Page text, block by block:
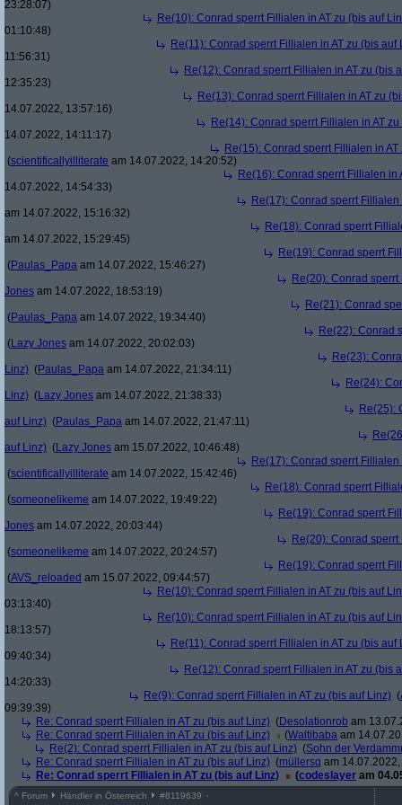
23:28:07)
Re(10): Conrad sperrt Fillialen in AT zu (bis auf
01:10:48)
Re(11): Conrad sperrt Fillialen in AT zu (bis auf
11:56:31)
Re(12): Conrad sperrt Fillialen in AT zu (bis
12:35:23)
Re(13): Conrad sperrt Fillialen in AT zu
14.07.2022, 13:57:16)
Re(14): Conrad sperrt Fillialen in AT
14.07.2022, 14:11:17)
Re(15): Conrad sperrt Fillialen in
(scientificallyilliterate am 14.07.2022, 14:20:52)
Re(16): Conrad sperrt Fillialen in
14.07.2022, 14:54:33)
Re(17): Conrad sperrt
am 14.07.2022, 15:16:32)
Re(18): Conrad sperrt
am 14.07.2022, 15:29:45)
Re(19): Conrad sperrt
(Paulas_Papa am 14.07.2022, 15:46:27)
Re(20): Conrad
Jones am 14.07.2022, 18:53:19)
Re(21): Conrad
(Paulas_Papa am 14.07.2022, 19:34:40)
Re(22): Conrad
(Lazy Jones am 14.07.2022, 20:02:03)
Re(23):
Linz) (Paulas_Papa am 14.07.2022, 21:34:11)
Re(24):
Linz) (Lazy Jones am 14.07.2022, 21:38:33)
Re(25):
auf Linz) (Paulas_Papa am 14.07.2022, 21:47:11)
auf Linz) (Lazy Jones am 15.07.2022, 10:46:48)
Re(17): Conrad sperrt
(scientificallyilliterate am 14.07.2022, 15:42:46)
Re(18): Conrad sperrt
(someonelikeme am 14.07.2022, 19:49:22)
Re(19): Conrad sperrt
Jones am 14.07.2022, 20:03:44)
Re(20): Conrad
(someonelikeme am 14.07.2022, 20:24:57)
Re(19): Conrad sperrt
(AVS_reloaded am 15.07.2022, 09:44:57)
Re(10): Conrad sperrt Fillialen in AT zu (bis auf
03:13:40)
Re(10): Conrad sperrt Fillialen in AT zu (bis auf
18:13:57)
Re(11): Conrad sperrt Fillialen in AT zu (bis auf
09:40:34)
Re(12): Conrad sperrt Fillialen in AT zu (bis
14:20:33)
Re(9): Conrad sperrt Fillialen in AT zu (bis auf Linz) (
09:39:39)
Re: Conrad sperrt Fillialen in AT zu (bis auf Linz) (Desolationrob am
Re: Conrad sperrt Fillialen in AT zu (bis auf Linz)
(Waltibaba am
Re(2): Conrad sperrt Fillialen in AT zu (bis auf Linz) (Sohn der
Re: Conrad sperrt Fillialen in AT zu (bis auf Linz) (müllersq am
Re: Conrad sperrt Fillialen in AT zu (bis auf Linz)
(codeslayer am
^ Forum Händler in Österreich #8119639